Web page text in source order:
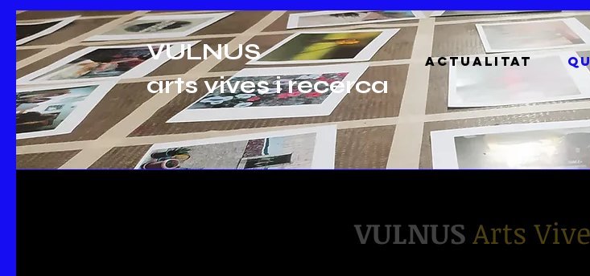
ACTUALITAT
VULNUS
arts vives i recerca
VULNUSArts